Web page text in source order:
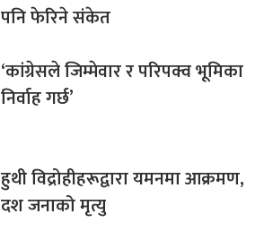
पनि फेरिने संकेत
‘कांग्रेसले जिम्मेवार र परिपक्व भूमिका
निर्वाह गर्छ’
हुथी विद्रोहीहरूद्वारा यमनमा आक्रमण,
दश जनाको मृत्यु